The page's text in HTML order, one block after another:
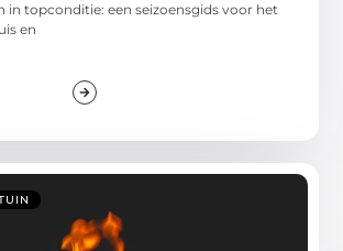
in topconditie: een seizoensgids voor het
en